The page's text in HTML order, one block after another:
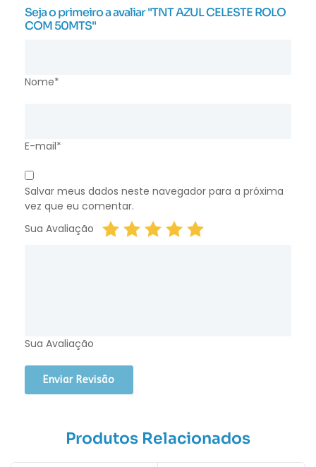
Seja o primeiro a avaliar "TNT AZUL CELESTE ROLO
COM 50MTS"
Nome*
E-mail*
Salvar meus dados neste navegador para a próxima
vez que eu comentar.
Sua Avaliação
Sua Avaliação
Produtos Relacionados